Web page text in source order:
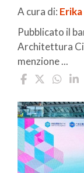
A cura di:
Pubblicato il
Architettura
menzione ...